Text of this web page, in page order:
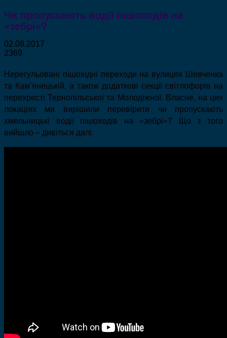
Чи пропускають водії пішоходів на
«зебрі»?
02.08.2017
2369
Нерегульовані пішохідні переходи на вулицях Шевченка
та Кам’янецькій, а також додаткові секції світлофорів на
перехресті Тернопільської та Молодіжної. Власне, на цих
локаціях ми вирішили перевірити чи пропускають
хмельницькі водії пішоходів на «зебрі»? Що з того
вийшло – дивіться далі.